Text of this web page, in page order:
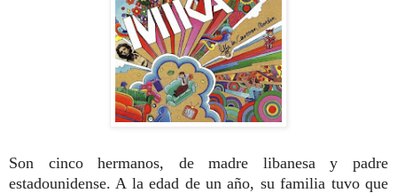
Son cinco hermanos, de madre libanesa y padre
estadounidense. A la edad de un año, su familia tuvo que